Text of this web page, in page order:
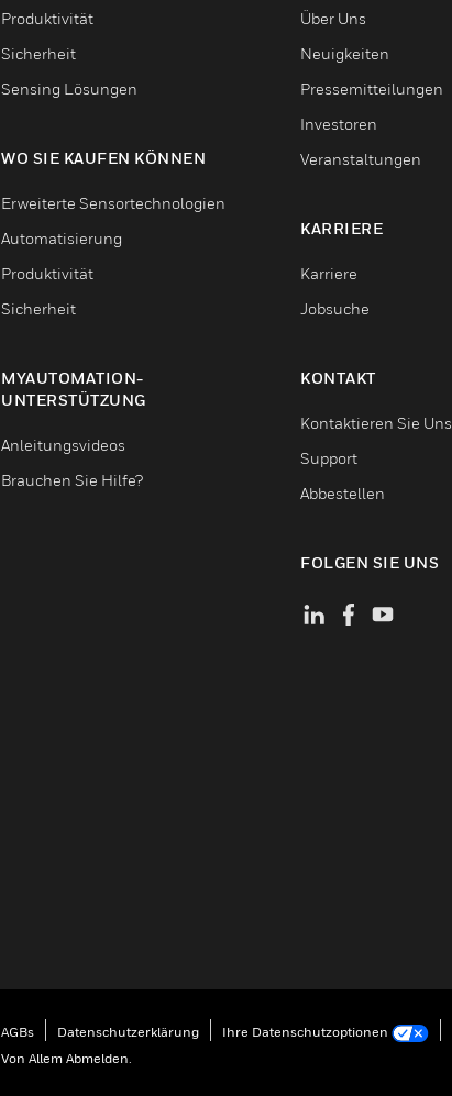
Produktivität
Sicherheit
Sensing Lösungen
WO SIE KAUFEN KÖNNEN
Erweiterte Sensortechnologien
Automatisierung
Produktivität
Sicherheit
MYAUTOMATION-
UNTERSTÜTZUNG
Anleitungsvideos
Brauchen Sie Hilfe?
Über Uns
Neuigkeiten
Pressemitteilungen
Investoren
Veranstaltungen
KARRIERE
Karriere
Jobsuche
KONTAKT
Kontaktieren Sie Uns
Support
Abbestellen
FOLGEN SIE UNS
AGBs Datenschutzerklärung Ihre Datenschutzoptionen
Von Allem Abmelden.